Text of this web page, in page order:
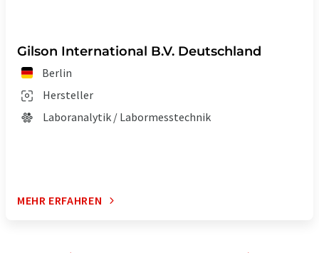
Gilson International B.V. Deutschland
Berlin
Hersteller
Laboranalytik / Labormesstechnik
MEHR ERFAHREN